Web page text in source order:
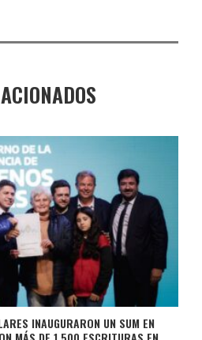
INAUGURARON UN SUM EN